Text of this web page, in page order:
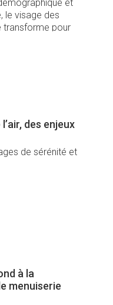
et
le visage des
transforme pour
des enjeux
de sérénité et
à la
menuiserie